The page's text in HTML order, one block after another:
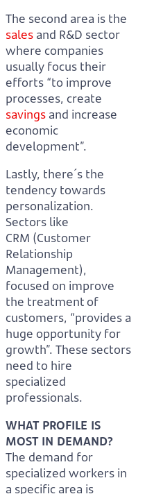
The second area is the
sales and R&D sector
where companies
usually focus their
efforts “to improve
processes, create
savings and increase
economic
development”.
Lastly, there´s the
tendency towards
personalization.
Sectors like
CRM (Customer
Relationship
Management),
focused on improve
the treatment of
customers, “provides a
huge opportunity for
growth”. These sectors
need to hire
specialized
professionals.
WHAT PROFILE IS
MOST IN DEMAND?
The demand for
specialized workers in
a specific area is